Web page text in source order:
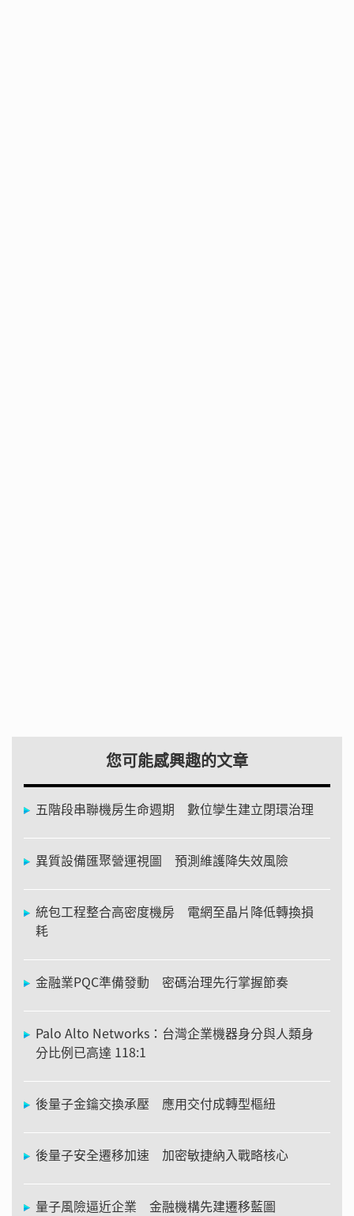
您可能感興趣的文章
五階段串聯機房生命週期 數位孿生建立閉環治理
異質設備匯聚營運視圖 預測維護降失效風險
統包工程整合高密度機房 電網至晶片降低轉換損
耗
金融業PQC準備發動 密碼治理先行掌握節奏
Palo Alto Networks：台灣企業機器身分與人類身
分比例已高達 118:1
後量子金鑰交換承壓 應用交付成轉型樞紐
後量子安全遷移加速 加密敏捷納入戰略核心
量子風險逼近企業 金融機構先建遷移藍圖